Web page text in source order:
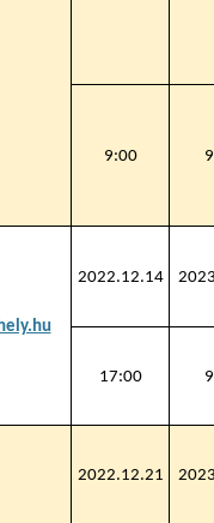
9:00
2022.12.14
17:00
2022.12.21